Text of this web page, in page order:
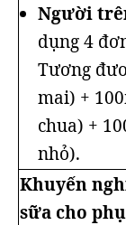
Người
dụng 4
Tương
mai) +
chua) +
nhỏ).
Khuyến
sữa cho